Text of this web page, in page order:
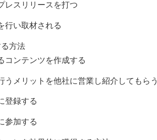
レスリリースを打つ
行い取材される
方法
コンテンツを作成する
うメリットを他社に営業し紹介してもらう
登録する
参加する